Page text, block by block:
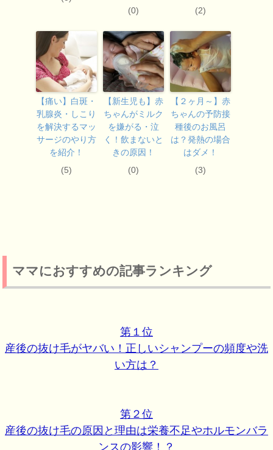
(0)
(2)
【痛い】白斑・
乳腺炎・しこり
を解決するマッ
サージのやり方
を紹介！
(5)
【新生児も】赤
ちゃんがミルク
を嫌がる・泣
く！飲まないと
きの原因！
(0)
【２ヶ月～】赤
ちゃんの予防接
種後のお風呂
は？発熱の場合
はダメ！
(3)
ママにおすすめの記事ランキング
第１位
産後の抜け毛がヤバい！正しいシャンプーの頻度や洗
い方は？
第２位
産後の抜け毛の原因と理由は栄養不足やホルモンバラ
ンスの影響！？